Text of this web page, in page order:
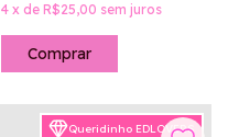
4 x de R$25,00 sem juros
Queridinho EDLOVERS